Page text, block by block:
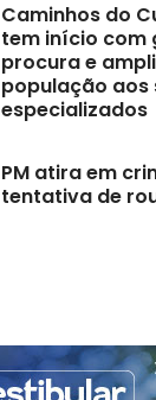
Caminhos do
tem início com
procura e
população aos
especializados
PM atira em
tentativa de